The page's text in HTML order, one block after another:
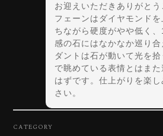
お迎えいただきありがと
フェーンはダイヤモンド
ちながら硬度がやや低く
感の石にはなかなか巡り
ダントは石が動いて光を
で眺めている表情とはま
はずです。仕上がりを楽
さい。
CATEGORY